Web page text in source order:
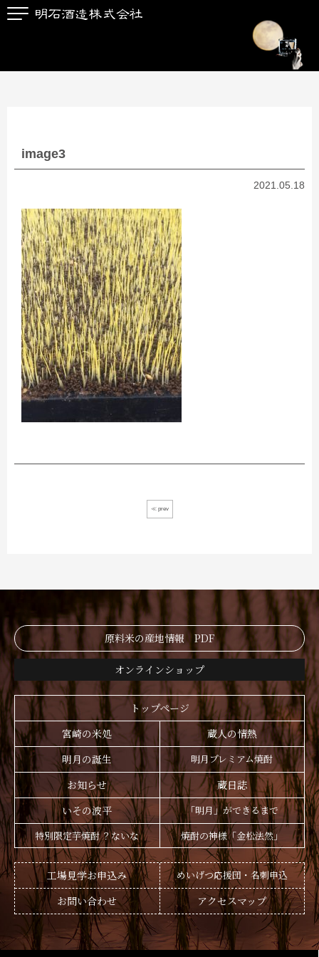
image3
2021.05.18
≪ prev
原料米の産地情報 PDF
オンラインショップ
トップページ
宮崎の米処
蔵人の情熱
明月の誕生
明月プレミアム焼酎
お知らせ
蔵日誌
いその波平
「明月」ができるまで
特別限定芋焼酎 ？ないな
焼酎の神様「金松法然」
工場見学お申込み めいげつ応援団・名刺申込
お問い合わせ アクセスマップ